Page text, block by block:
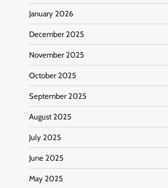
January 2026
December 2025
November 2025
October 2025
September 2025
August 2025
July 2025
June 2025
May 2025